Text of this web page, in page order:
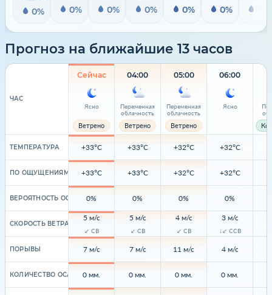
0% 0% 0% 0% 0% 0%
Прогноз на ближайшие 13 часов
ЧАС
ТЕМПЕРАТУРА
ПО ОЩУЩЕНИЯМ
ВЕРОЯТНОСТЬ ОСАДКОВ
СКОРОСТЬ ВЕТРА
ПОРЫВЫ
КОЛИЧЕСТВО ОСАДКОВ
Сейчас
Ясно
Ветрено
+33°C
+33°C
0%
5 м/с
↙ СВ
7 м/с
0 мм.
04:00
Переменная
облачность
Ветрено
+33°C
+33°C
0%
5 м/с
↙ СВ
7 м/с
0 мм.
05:00
Переменная
облачность
Ветрено
+32°C
+32°C
0%
4 м/с
↙ СВ
11 м/с
0 мм.
06:00
Ясно
+32°C
+32°C
0%
3 м/с
↓↙ ССВ
4 м/с
0 мм.